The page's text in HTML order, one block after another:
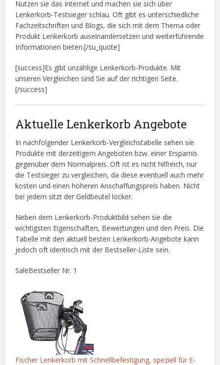
Nutzen sie das Internet und machen sie sich über
Lenkerkorb-Testsieger schlau. Oft gibt es unterschiedliche
Fachzeitschriften und Blogs, die sich mit dem Thema oder
Produkt Lenkerkorb auseinandersetzen und weiterführende
Informationen bieten.[/su_quote]
[success]Es gibt unzählige Lenkerkorb-Produkte. Mit
unseren Vergleichen sind Sie auf der richtigen Seite.
[/success]
Aktuelle Lenkerkorb Angebote
In nachfolgender Lenkerkorb-Vergleichstabelle sehen sie
Produkte mit derzeitigem Angeboten bzw. einer Ersparnis
gegenüber dem Normalpreis. Oft ist es nicht hilfreich, nur
die Testsieger zu vergleichen, da diese eventuell auch mehr
kosten und einen höheren Anschaffungspreis haben. Nicht
bei jedem sitzt der Geldbeutel locker.
Neben dem Lenkerkorb-Produktbild sehen sie die
wichtigsten Eigenschaften, Bewertungen und den Preis. Die
Tabelle mit den aktuell besten Lenkerkorb-Angebote kann
jedoch oft identisch mit der Bestseller-Liste sein.
SaleBestseller Nr. 1
Fischer Lenkerkorb mit Schnellbefestigung, speziell für E-